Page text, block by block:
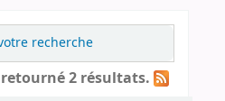
recherche
2 résultats.